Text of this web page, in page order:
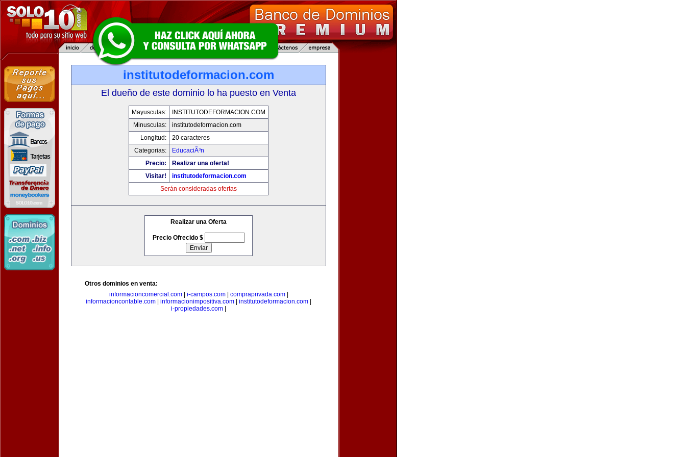
institutodeformacion.com
El dueño de este dominio lo ha puesto en Venta
Mayusculas:
INSTITUTODEFORMACION.COM
Minusculas:
institutodeformacion.com
Longitud:
20 caracteres
Categorias:
EducaciÃ³n
Precio:
Realizar una oferta!
Visitar!
institutodeformacion.com
Serán consideradas ofertas
Realizar una Oferta
Precio Ofrecido $
Otros dominios en venta:
informacioncomercial.com| i-campos.com| compraprivada.com|
informacioncontable.com
informacionimpositiva.com institutodeformacion.com
i-propiedades.com